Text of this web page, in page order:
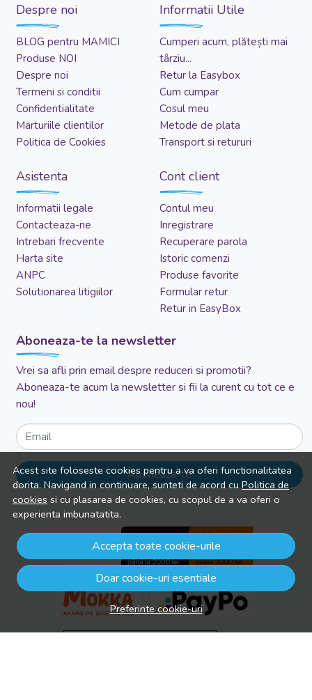
Acest site foloseste cookies pentru a va oferi functionalitatea
dorita. Navigand in continuare, sunteti de acord cuPolitica de
cookies si cu plasarea de cookies, cu scopul de a va oferi o
experienta imbunatatita.
Accepta toate cookie-urile
Doar cookie-uri esentiale
Preferinte cookie-uri
Despre noi
BLOG pentru MAMICI
Produse NOI
Despre noi
Termeni si conditii
Confidentialitate
Marturiile clientilor
Politica de Cookies
Informatii Utile
Cumperi acum, plătești mai
târziu...
Retur la Easybox
Cum cumpar
Cosul meu
Metode de plata
Transport si retururi
Asistenta
Informatii legale
Contacteaza-ne
Intrebari frecvente
Harta site
ANPC
Solutionarea litigiilor
Cont client
Contul meu
Inregistrare
Recuperare parola
Istoric comenzi
Produse favorite
Formular retur
Retur in EasyBox
Aboneaza-te la newsletter
Vrei sa afli prin email despre reduceri si promotii?
Aboneaza-te acum la newsletter si fii la curent cu tot ce e
nou!
Email
Aboneaza-te